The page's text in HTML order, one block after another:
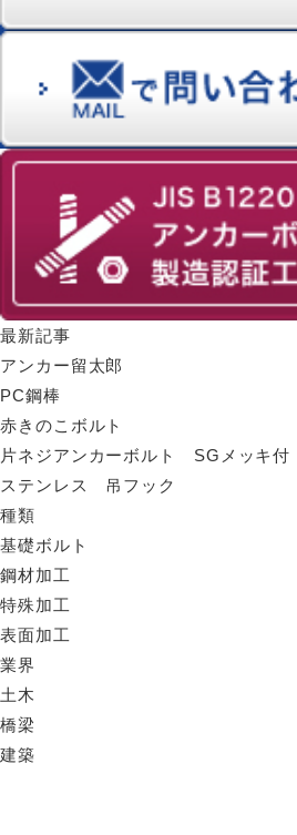
最新記事
アンカー留太郎
PC鋼棒
赤きのこボルト
片ネジアンカーボルト SGメッキ付
ステンレス 吊フック
種類
基礎ボルト
鋼材加工
特殊加工
表面加工
業界
土木
橋梁
建築